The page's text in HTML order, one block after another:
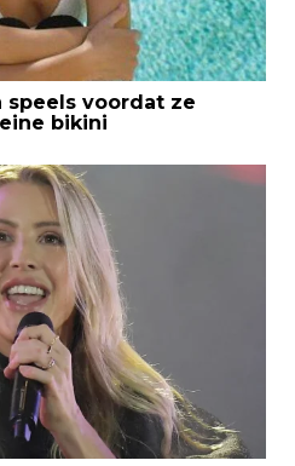
speels voordat ze
bikini